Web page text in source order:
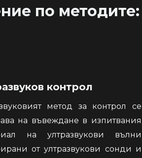
по методите:
контрол
метод за контрол се
на въвеждане в изпитвания
на ултразвукови вълни
от ултразвукови сонди и